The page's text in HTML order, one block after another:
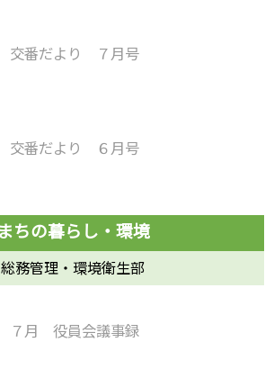
交番だより ７月号
交番だより ６月号
総務管理・環境衛生部
７月 役員会議事録